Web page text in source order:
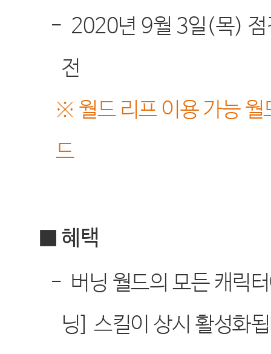
- 2020년 9월 3일 (목)
전
※ 월드 리프 이용 가능 월
드
■ 혜택
- 버닝 월드의 모든 캐릭
닝 ]스킬이 상시 활성화